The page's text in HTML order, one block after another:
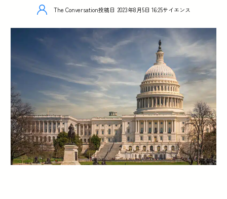
The Conversation投稿日 2023年8月5日 16:25サイエンス